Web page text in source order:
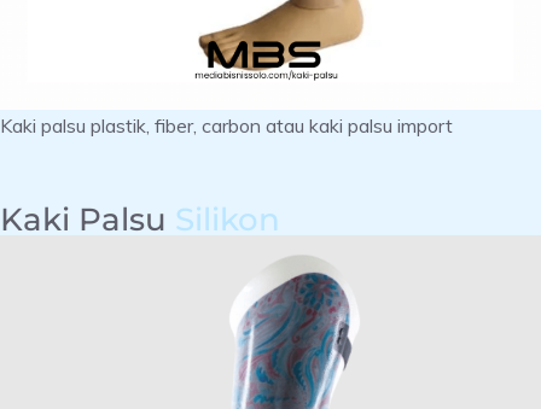
Kaki palsu plastik, fiber, carbon atau kaki palsu import
Kaki Palsu Silikon